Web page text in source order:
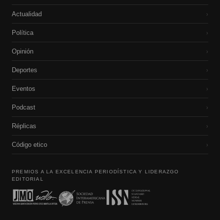
Actualidad ›
Política ›
Opinión ›
Deportes ›
Eventos ›
Podcast ›
Réplicas ›
Código etico ›
PREMIOS A LA EXCELENCIA PERIODÍSTICA Y LIDERAZGO
EDITORIAL